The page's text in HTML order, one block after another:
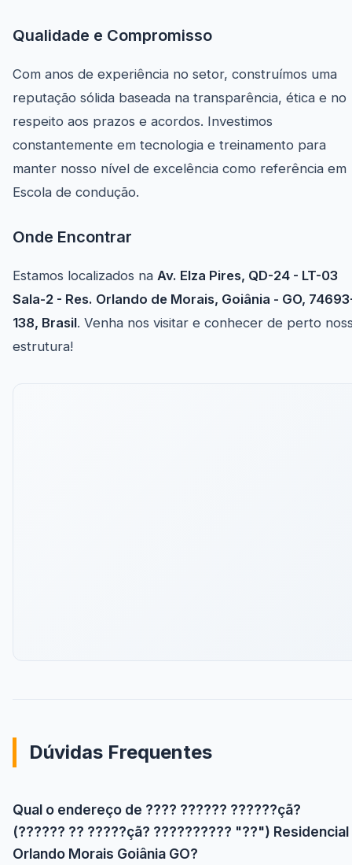
Qualidade e Compromisso
Com anos de experiência no setor, construímos uma
reputação sólida baseada na transparência, ética e no
respeito aos prazos e acordos. Investimos
constantemente em tecnologia e treinamento para
manter nosso nível de excelência como referência em
Escola de condução.
Onde Encontrar
Estamos localizados na Av. Elza Pires, QD-24 - LT-03
Sala-2 - Res. Orlando de Morais, Goiânia - GO,
138, Brasil. Venha nos visitar e conhecer de perto
estrutura!
Dúvidas Frequentes
Qual o endereço de ???? ?????? ??????çã?
(?????? ?? ?????çã? ?????????? "??") Residencial
Orlando Morais Goiânia GO?